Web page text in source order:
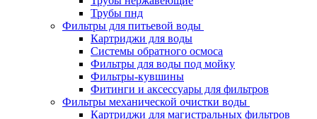
Трубы пнд
Фильтры для питьевой воды
Картриджи для воды
Системы обратного осмоса
Фильтры для воды под мойку
Фильтры-кувшины
Фитинги и аксессуары для фильтров
Фильтры механической очистки воды
Картриджи для магистральных фильтров